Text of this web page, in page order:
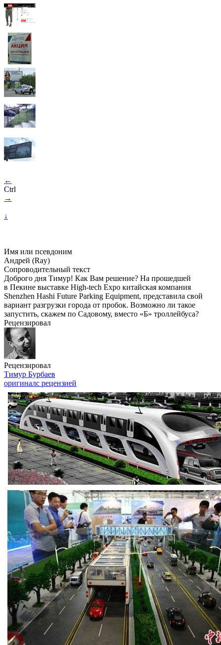
←
Ctrl
→
↓
Имя или псевдоним
Андрей (Ray)
Сопроводительный текст
Доброго дня Тимур! Как Вам решение? На прошедшей
в Пекине выставке High-tech Expo китайская компания
Shenzhen Hashi Future Parking Equipment, представила свой
вариант разгрузки города от пробок. Возможно ли такое
запустить, скажем по Садовому, вместо «Б» троллейбуса?
Рецензировал
Рецензировал
Тимур Бурбаев
оригиналс рецензией